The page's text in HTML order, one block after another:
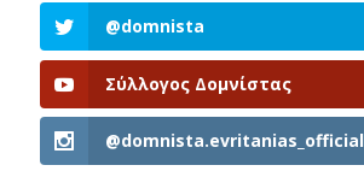
@domnista
Σύλλογος Δομνίστας
@domnista.evritanias_official